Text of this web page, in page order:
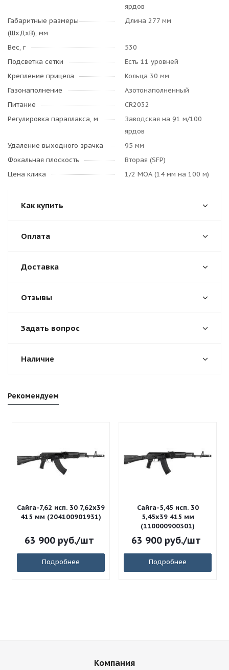
ярдов
Габаритные размеры
(ШхДхВ), мм
Длина 277 мм
Вес, г
530
Подсветка сетки
Есть 11 уровней
Крепление прицела
Кольца 30 мм
Газонаполнение
Азотонаполненный
Питание
CR2032
Регулировка параллакса, м
Заводская на 91 м/100
ярдов
Удаление выходного зрачка
95 мм
Фокальная плоскость
Вторая (SFP)
Цена клика
1/2 МОА (14 мм на 100 м)
Как купить
Оплата
Доставка
Отзывы
Задать вопрос
Наличие
Рекомендуем
Сайга-7,62 исп. 30 7,62x39
415 мм (204100901931)
63 900руб./шт
Подробнее
Сайга-5,45 исп. 30
5,45x39 415 мм
(110000900301)
63 900руб./шт
Подробнее
Компания